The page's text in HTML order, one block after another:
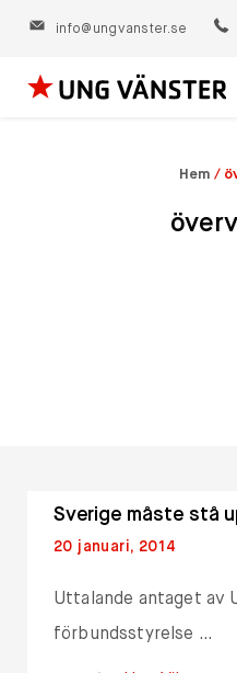
info@ungvanster.se
Hoppa
Hem /
Sverige måste stå
20 januari, 2014
Uttalande antaget av
förbundsstyrelse …